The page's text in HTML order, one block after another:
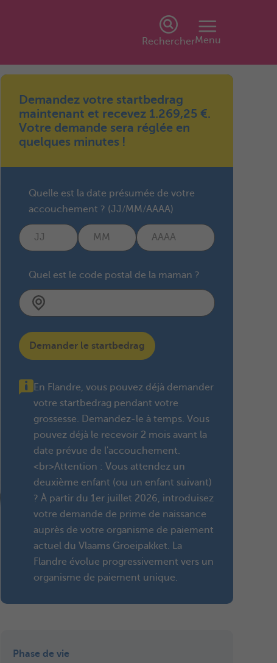
RechercherMenu
Demandez votre startbedrag
maintenant et recevez 1.269,25 €.
Votre demande sera réglée en
quelques minutes !
Quelle est la date présumée de votre
accouchement ? (JJ/MM/AAAA)
Quel est le code postal de la maman ?
Demander le startbedrag
En Flandre, vous pouvez déjà demander
votre startbedrag pendant votre
grossesse. Demandez-le à temps. Vous
pouvez déjà le recevoir 2 mois avant la
date prévue de l'accouchement.
<br>Attention : Vous attendez un
deuxième enfant (ou un enfant suivant)
? À partir du 1er juillet 2026, introduisez
votre demande de prime de naissance
auprès de votre organisme de paiement
actuel du Vlaams Groeipakket. La
Flandre évolue progressivement vers un
organisme de paiement unique.
Phase de vie